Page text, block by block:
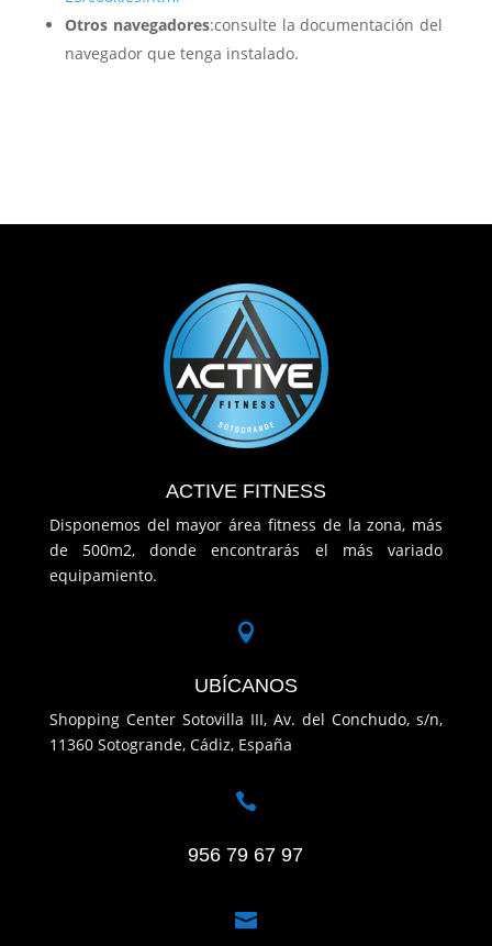
Otros navegadores:consulte la documentación del
navegador que tenga instalado.
ACTIVE FITNESS
Disponemos del mayor área fitness de la zona, más
de 500m2, donde encontrarás el más variado
equipamiento.

UBÍCANOS
Shopping Center Sotovilla III, Av. del Conchudo, s/n,
11360 Sotogrande, Cádiz, España

956 79 67 97
